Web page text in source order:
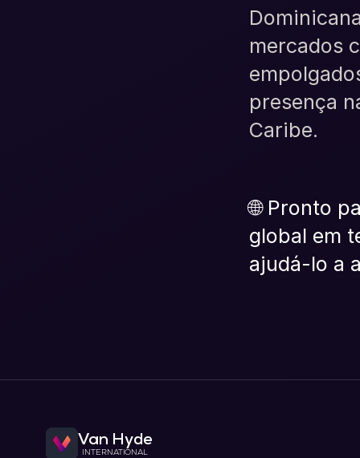
mercados
presença
Caribe.
🌐 Pronto
global em
ajudá-lo a
Van Hyde
INTERNATIONAL